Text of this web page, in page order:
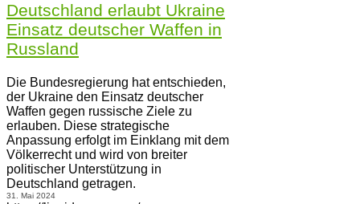
Deutschland erlaubt Ukraine
Einsatz deutscher Waffen in
Russland
Die Bundesregierung hat entschieden,
der Ukraine den Einsatz deutscher
Waffen gegen russische Ziele zu
erlauben. Diese strategische
Anpassung erfolgt im Einklang mit dem
Völkerrecht und wird von breiter
politischer Unterstützung in
Deutschland getragen.
31. Mai 2024